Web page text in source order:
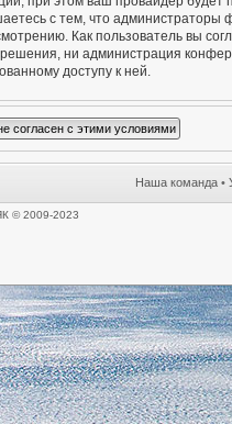
с тем, что
Как пользователь вы
ни администрация
доступу к ней.
Наша команда •
© 2009-2023